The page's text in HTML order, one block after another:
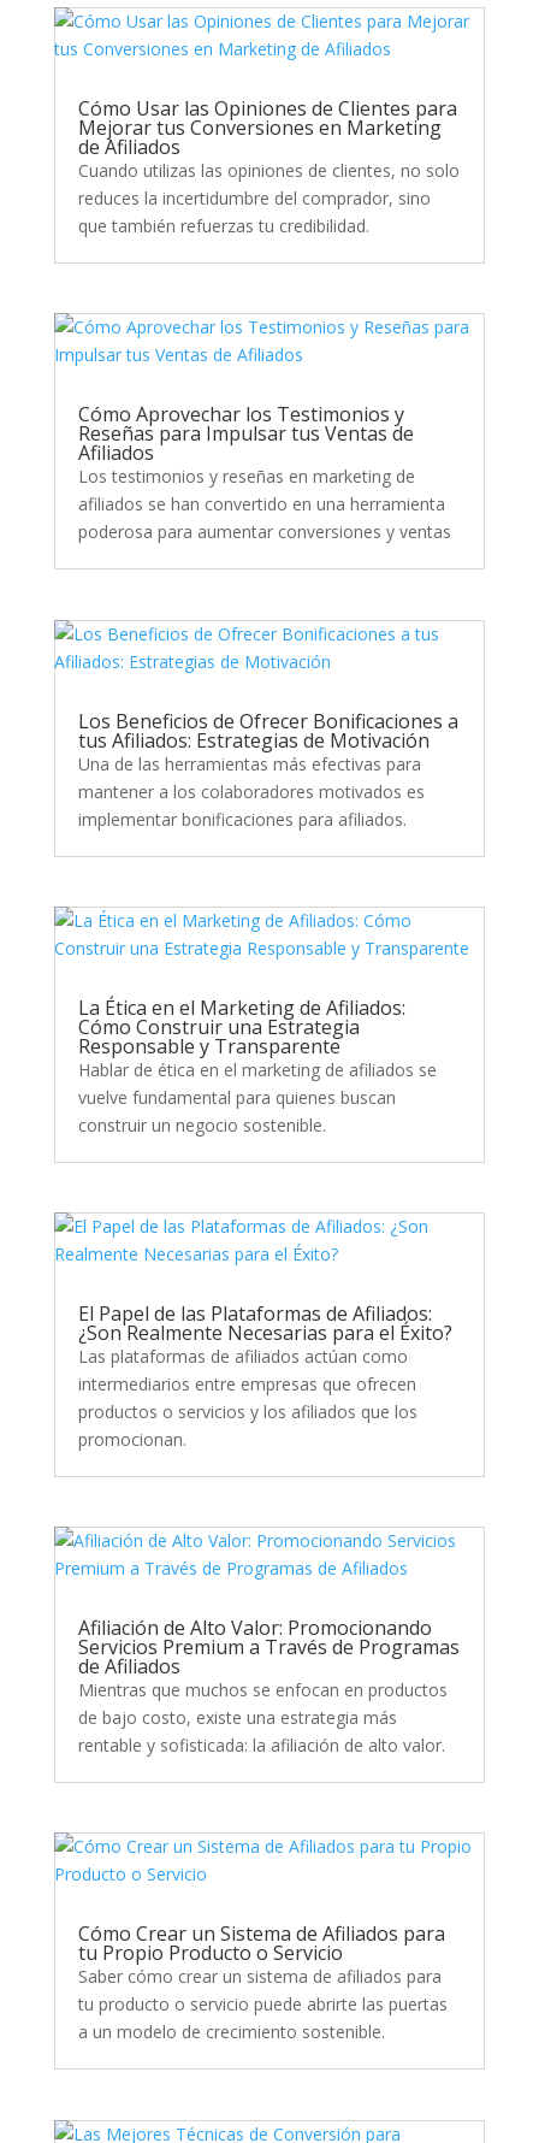
Cómo Usar las Opiniones de Clientes para
Mejorar tus Conversiones en Marketing
de Afiliados
Cuando utilizas las opiniones de clientes, no solo
reduces la incertidumbre del comprador, sino
que también refuerzas tu credibilidad.
Cómo Aprovechar los Testimonios y
Reseñas para Impulsar tus Ventas de
Afiliados
Los testimonios y reseñas en marketing de
afiliados se han convertido en una herramienta
poderosa para aumentar conversiones y ventas
Los Beneficios de Ofrecer Bonificaciones a
tus Afiliados: Estrategias de Motivación
Una de las herramientas más efectivas para
mantener a los colaboradores motivados es
implementar bonificaciones para afiliados.
La Ética en el Marketing de Afiliados:
Cómo Construir una Estrategia
Responsable y Transparente
Hablar de ética en el marketing de afiliados se
vuelve fundamental para quienes buscan
construir un negocio sostenible.
El Papel de las Plataformas de Afiliados:
¿Son Realmente Necesarias para el Éxito?
Las plataformas de afiliados actúan como
intermediarios entre empresas que ofrecen
productos o servicios y los afiliados que los
promocionan.
Afiliación de Alto Valor: Promocionando
Servicios Premium a Través de Programas
de Afiliados
Mientras que muchos se enfocan en productos
de bajo costo, existe una estrategia más
rentable y sofisticada: la afiliación de alto valor.
Cómo Crear un Sistema de Afiliados para
tu Propio Producto o Servicio
Saber cómo crear un sistema de afiliados para
tu producto o servicio puede abrirte las puertas
a un modelo de crecimiento sostenible.